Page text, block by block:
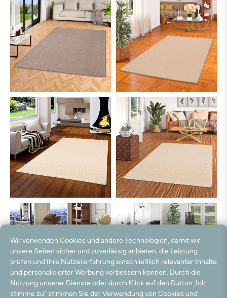
Wir verwenden Cookies und andere Technologien, damit wir
unsere Seiten sicher und zuverlässig anbieten, die Leistung
prüfen und Ihre Nutzererfahrung einschließlich relevanter Inhalte
und personalisierter Werbung verbessern können. Durch die
Nutzung unserer Dienste oder durch Klick auf den Button „Ich
stimme zu“ stimmen Sie der Verwendung von Cookies und